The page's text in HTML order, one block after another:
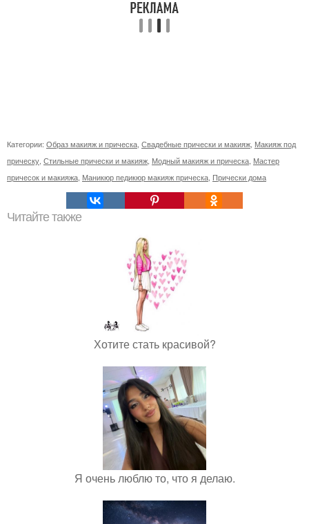
Категории: Образ макияж и прическа Свадебные прически и макияж Макияж под
прическу Стильные прически и макияж Модный макияж и прическа Мастер
причесок и макияжа Маникюр педикюр макияж прическа Прически дома
Читайте также
Хотите стать красивой?
Я очень люблю то, что я делаю.